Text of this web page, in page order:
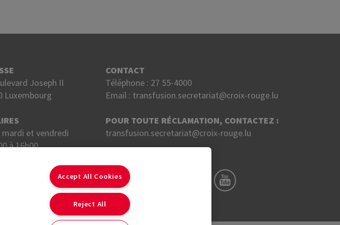
Joseph II
Luxembourg
mardi et vendredi
à 16h00.
CONTACT
Téléphone : 27 55-4000
Email : transfusion.secretariat@croix-rouge.lu
POUR TOUTE RÉCLAMATION, CONTACTEZ :
transfusion.secretariat@croix-rouge.lu
Accept All Cookies
Reject All